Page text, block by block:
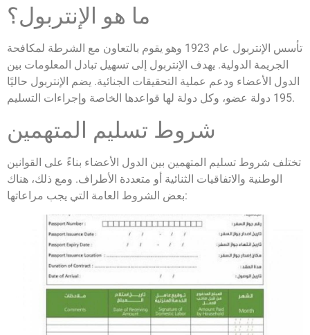
ما هو الإنتربول؟
تأسس الإنتربول عام 1923 وهو يقوم بالتعاون مع الشرطة لمكافحة
الجريمة الدولية. يهدف الإنتربول إلى تسهيل تبادل المعلومات بين
الدول الأعضاء ودعم عملية التحقيقات الجنائية. يضم الإنتربول حاليًا
195 دولة عضو، وكل دولة لها قواعدها الخاصة وإجراءات التسليم.
شروط تسليم المتهمين
تختلف شروط تسليم المتهمين بين الدول الأعضاء بناءً على القوانين
الوطنية والاتفاقيات الثنائية أو متعددة الأطراف. ومع ذلك، هناك
بعض الشروط العامة التي يجب مراعاتها: